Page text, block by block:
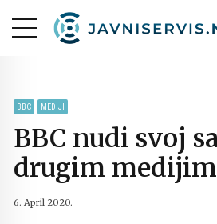
BBC MEDIJI
BBC nudi svoj
drugim
6. April 2020.